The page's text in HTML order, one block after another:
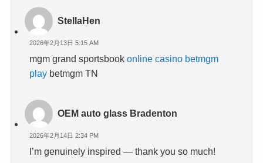
StellaHen
2026年2月13日 5:15 AM
mgm grand sportsbookonline casino betmgm
play betmgm TN
OEM auto glass Bradenton
2026年2月14日 2:34 PM
I’m genuinely inspired — thank you so much!